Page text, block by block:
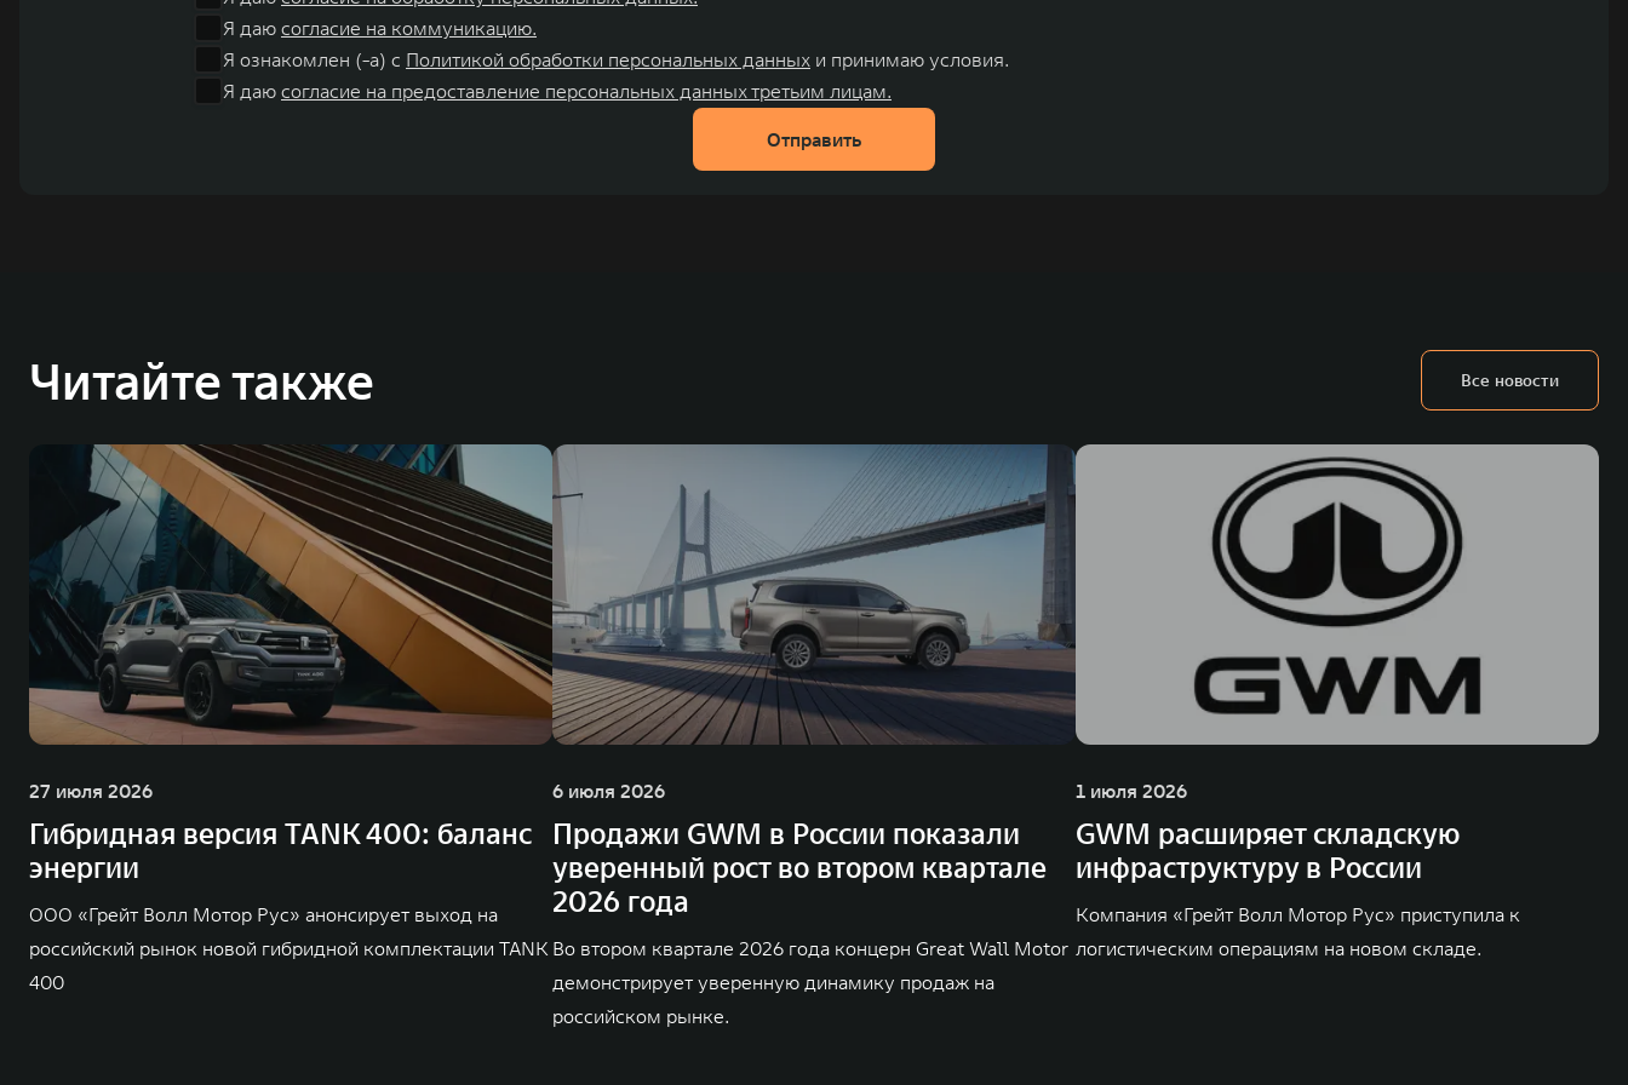
Я даю согласие на коммуникацию.
Я ознакомлен (-а) с Политикой обработки персональных данных и принимаю условия.
Я даю согласие на предоставление персональных данных третьим лицам.
Отправить
Читайте также Все новости
27 июля 2026
Гибридная версия TANK 400: баланс
энергии
ООО «Грейт Волл Мотор Рус» анонсирует выход на
российский рынок новой гибридной комплектации TANK
400
6 июля 2026
Продажи GWM в России показали
уверенный рост во втором квартале
2026 года
Во втором квартале 2026 года концерн Great Wall Motor
демонстрирует уверенную динамику продаж на
российском рынке.
1 июля 2026
GWM расширяет складскую
инфраструктуру в России
Компания «Грейт Волл Мотор Рус» приступила к
логистическим операциям на новом складе.